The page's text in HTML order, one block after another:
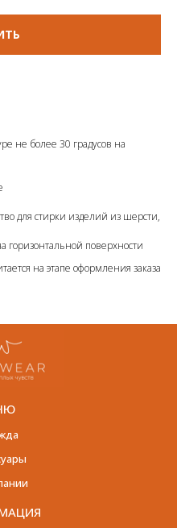
не более 30 градусов на
для стирки изделий из шерсти,
поверхности
на этапе оформления заказа